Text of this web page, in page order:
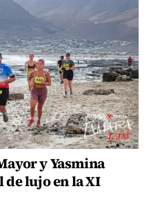
y Yasmina
lujo en la XI